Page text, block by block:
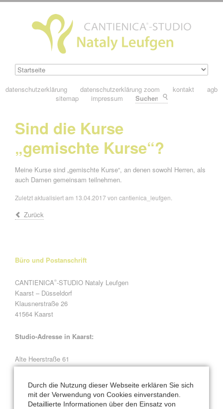
datenschutzerklärung datenschutzerklärung zoom kontakt
agb
sitemap
impressum
Sind die Kurse
„gemischte Kurse“?
Meine Kurse sind „gemischte Kurse“, an denen sowohl Herren, als
auch Damen gemeinsam teilnehmen.
Zuletzt aktualisiert am 13.04.2017 von cantienica_leufgen.
Zurück
Büro und Postanschrift
CANTIENICA®-STUDIO Nataly Leufgen
Kaarst – Düsseldorf
Klausnerstraße 26
41564 Kaarst
Studio-Adresse in Kaarst:
Alte Heerstraße 61
41564 Kaarst
Natalys Blog
Durch die Nutzung dieser Webseite erklären Sie sich
mit der Verwendung von Cookies einverstanden.
Detaillierte Informationen über den Einsatz von